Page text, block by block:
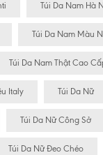
Túi Da Nam Hà
Túi Da Nam Màu
Túi Da Nam Thật Cao
Italy Túi Da Nữ
Túi Da Nữ Công Sở
Túi Da Nữ Đeo Chéo